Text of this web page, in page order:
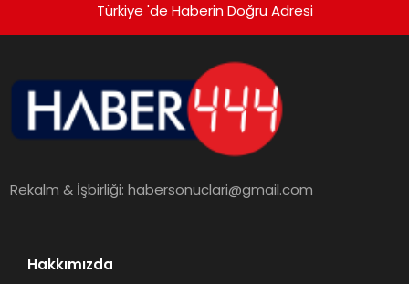
Türkiye 'de Haberin Doğru Adresi
Rekalm & İşbirliği:habersonuclari@gmail.com
Hakkımızda